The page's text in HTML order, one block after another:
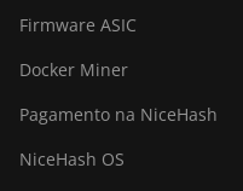
Firmware ASIC
Docker Miner
Pagamento na NiceHash
NiceHash OS